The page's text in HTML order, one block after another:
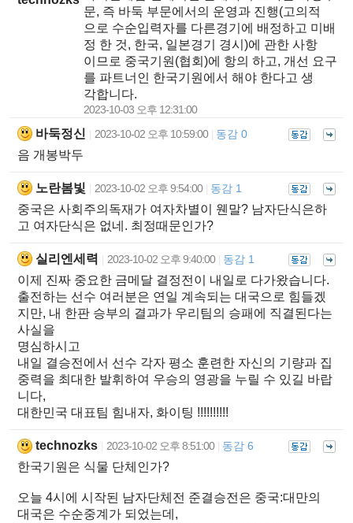
문, 즉 바둑 부문에서의 운영과 진행(고의적
으로 수순입력자를 다른경기에 배정하고 미배
정 한 것, 한국, 일본경기 경시)에 관한 사항
이므로 중국기원(협회)에 항의 하고, 개선 요구
를 파트너인 한국기원에서 해야 한다고 생
각합니다.
2023-10-03 오후 12:31:00
바둑정신 2023-10-02 오후 10:59:00 동감 0
음 개봉박두
노란봄빛 2023-10-02 오후 9:54:00 동감 1
중국은 사회주의독재가 여자차별이 웬말? 남자단식은하
고 여자단식은 없네. 최정때문인가?
실리엔세력 2023-10-02 오후 9:40:00 동감 1
이제 진짜 중요한 금메달 결정전이 내일로 다가왔습니다.
출전하는 선수 여러분은 연일 계속되는 대국으로 힘들겠
지만, 내 한판 승부의 결과가 우리팀의 승패에 직결된다는
사실을
명심하시고
내일 결승전에서 선수 각자 평소 훈련한 자신의 기량과 집
중력을 최대한 발휘하여 우승의 영광을 누릴 수 있길 바랍
니다,
대한민국 대표팀 힘내자, 화이팅 !!!!!!!!!!
technozks 2023-10-02 오후 8:51:00 동감 6
한국기원은 식물 단체인가?
오늘 4시에 시작된 남자단체전 준결승전은 중국:대만의
대국은 수순중계가 되었는데,